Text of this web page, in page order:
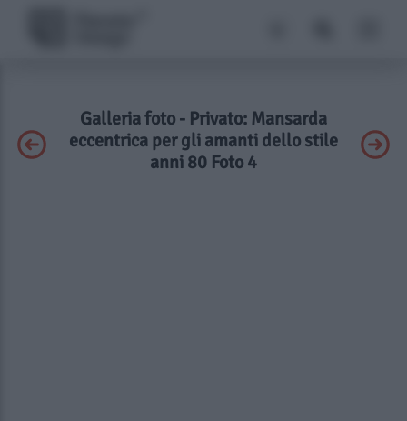
Galleria foto - Privato: Mansarda
eccentrica per gli amanti dello stile
anni 80 Foto 4